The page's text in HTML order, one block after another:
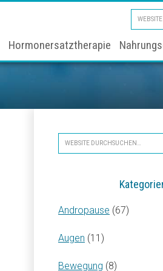
Hormonersatztherapie
Seitenspalte
Website
durchsuchen…
Andropause (67)
Augen (11)
Bewegung (8)